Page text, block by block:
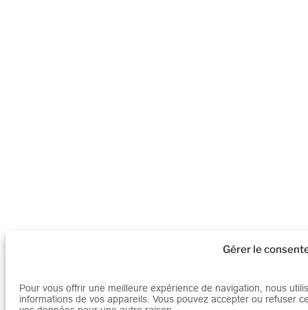
Gérer le
Pour vous offrir une meilleure expérience de navigation, nous
informations de vos appareils. Vous pouvez accepter ou refuser